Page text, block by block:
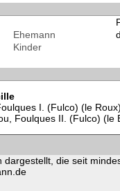
Ehemann
Kinder
I. (Fulco) (le Roux)
Foulques II. (Fulco) (le
dargestellt, die seit